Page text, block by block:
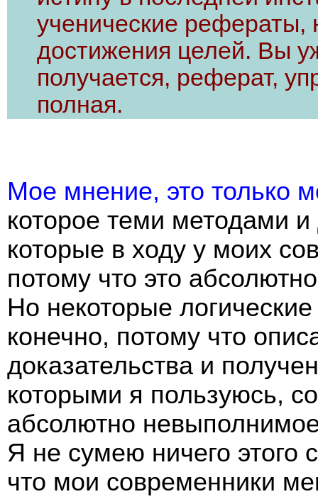
ученические рефераты,
достижения целей. Вы
получается, реферат,
полная.
Мое мнение, это только
которое теми методами
которые в ходу у моих
потому что это
Но некоторые
конечно, потому что
доказательства и
которыми я пользуюсь,
абсолютно
Я не сумею ничего этого
что мои современники